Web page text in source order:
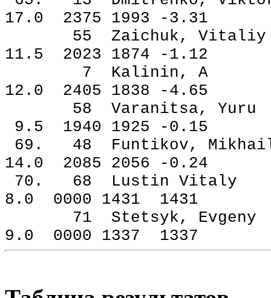
17.0 2375 1993 -3.31
55 Zaichuk,
11.5 2023 1874 -1.12
7 Kalinin, A
12.0 2405 1838 -4.65
58 Varanitsa,
9.5 1940 1925 -0.15
69. 48 Funtikov,
14.0 2085 2056 -0.24
70. 68 Lustin
8.0 0000 1431 1431
71 Stetsyk,
9.0 0000 1337 1337